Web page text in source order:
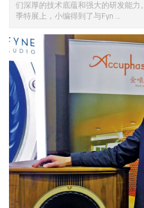
们深厚的技术底蕴和强大的研发能力
季特展上，小编得到了与Fyn ...